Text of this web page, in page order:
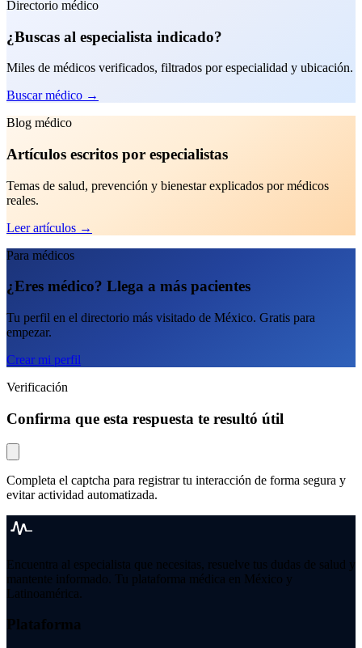
Directorio médico
¿Buscas al especialista indicado?
Miles de médicos verificados, filtrados por especialidad y ubicación.
Buscar médico →
Blog médico
Artículos escritos por especialistas
Temas de salud, prevención y bienestar explicados por médicos
reales.
Leer artículos →
Para médicos
¿Eres médico? Llega a más pacientes
Tu perfil en el directorio más visitado de México. Gratis para
empezar.
Crear mi perfil
Verificación
Confirma que esta respuesta te resultó útil
Completa el captcha para registrar tu interacción de forma segura y
evitar actividad automatizada.
Encuentra al especialista que necesitas, resuelve tus dudas de salud y
mantente informado. Tu plataforma médica en México y
Latinoamérica.
Plataforma